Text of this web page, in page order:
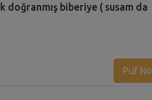
doğranmış biberiye ( susam da
Püf